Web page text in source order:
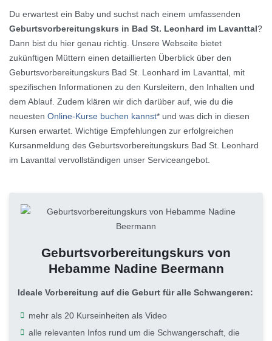
Du erwartest ein Baby und suchst nach einem umfassenden
Geburtsvorbereitungskurs in Bad St. Leonhard im Lavanttal?
Dann bist du hier genau richtig. Unsere Webseite bietet
zukünftigen Müttern einen detaillierten Überblick über den
Geburtsvorbereitungskurs Bad St. Leonhard im Lavanttal, mit
spezifischen Informationen zu den Kursleitern, den Inhalten und
dem Ablauf. Zudem klären wir dich darüber auf, wie du die
neuesten Online-Kurse buchen kannst* und was dich in diesen
Kursen erwartet. Wichtige Empfehlungen zur erfolgreichen
Kursanmeldung des Geburtsvorbereitungskurs Bad St. Leonhard
im Lavanttal vervollständigen unser Serviceangebot.
Geburtsvorbereitungskurs von
Hebamme Nadine Beermann
Ideale Vorbereitung auf die Geburt für alle Schwangeren:
mehr als 20 Kurseinheiten als Video
alle relevanten Infos rund um die Schwangerschaft, die